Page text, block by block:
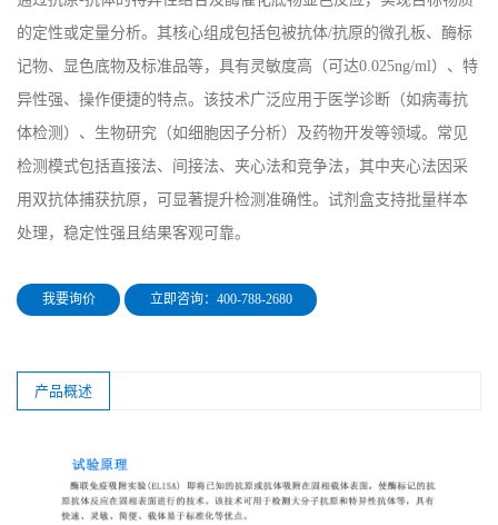
的定性或定量分析。其核心组成包括包被抗体/抗原的微孔板、酶标
记物、显色底物及标准品等，具有灵敏度高（可达0.025ng/ml）、特
异性强、操作便捷的特点。该技术广泛应用于医学诊断（如病毒抗
体检测）、生物研究（如细胞因子分析）及药物开发等领域。常见
检测模式包括直接法、间接法、夹心法和竞争法，其中夹心法因采
用双抗体捕获抗原，可显著提升检测准确性。试剂盒支持批量样本
处理，稳定性强且结果客观可靠。
我要询价 立即咨询：400-788-2680
产品概述